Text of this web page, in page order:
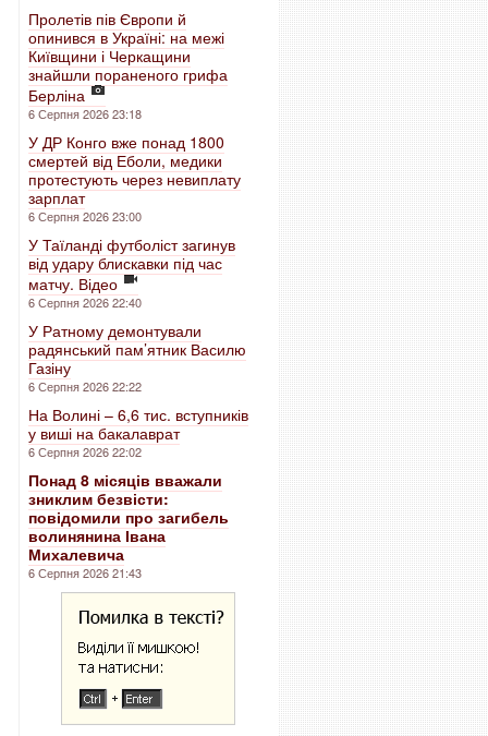
Пролетів пів Європи й
опинився в Україні: на межі
Київщини і Черкащини
знайшли пораненого грифа
Берліна
6 Серпня 2026 23:18
У ДР Конго вже понад 1800
смертей від Еболи, медики
протестують через невиплату
зарплат
6 Серпня 2026 23:00
У Таїланді футболіст загинув
від удару блискавки під час
матчу. Відео
6 Серпня 2026 22:40
У Ратному демонтували
радянський пам’ятник Василю
Газіну
6 Серпня 2026 22:22
На Волині – 6,6 тис. вступників
у виші на бакалаврат
6 Серпня 2026 22:02
Понад 8 місяців вважали
зниклим безвісти:
повідомили про загибель
волинянина Івана
Михалевича
6 Серпня 2026 21:43